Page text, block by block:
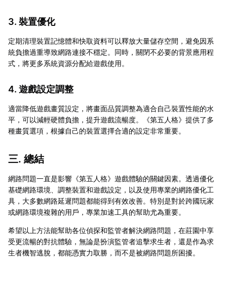
3. 裝置優化
定期清理裝置記憶體和快取資料可以釋放大量儲存空間，避免因系
統負擔過重導致網路連接不穩定。同時，關閉不必要的背景應用程
式，將更多系統資源分配給遊戲使用。
4. 遊戲設定調整
適當降低遊戲畫質設定，將畫面品質調整為適合自己裝置性能的水
平，可以減輕硬體負擔，提升遊戲流暢度。《第五人格》提供了多
種畫質選項，根據自己的裝置選擇合適的設定非常重要。
三. 總結
網路問題一直是影響《第五人格》遊戲體驗的關鍵因素。透過優化
基礎網路環境、調整裝置和遊戲設定，以及使用專業的網路優化工
具，大多數網路延遲問題都能得到有效改善。特別是對於跨國玩家
或網路環境複雜的用戶，專業加速工具的幫助尤為重要。
希望以上方法能幫助各位偵探和監管者解決網路問題，在莊園中享
受更流暢的對抗體驗，無論是扮演監管者追擊求生者，還是作為求
生者機智逃脫，都能憑實力取勝，而不是被網路問題所困擾。